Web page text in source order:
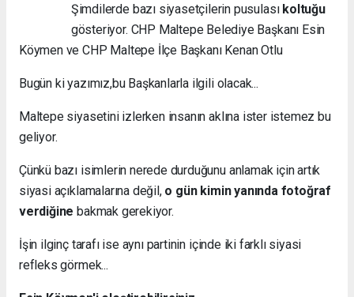
Şimdilerde bazı siyasetçilerin pusulası koltuğu
gösteriyor. CHP Maltepe Belediye Başkanı Esin
Köymen ve CHP Maltepe İlçe Başkanı Kenan Otlu
Bugün ki yazımız,bu Başkanlarla ilgili olacak...
Maltepe siyasetini izlerken insanın aklına ister istemez bu
geliyor.
Çünkü bazı isimlerin nerede durduğunu anlamak için artık
siyasi açıklamalarına değil, o gün kimin yanında fotoğraf
verdiğine bakmak gerekiyor.
İşin ilginç tarafı ise aynı partinin içinde iki farklı siyasi
refleks görmek...